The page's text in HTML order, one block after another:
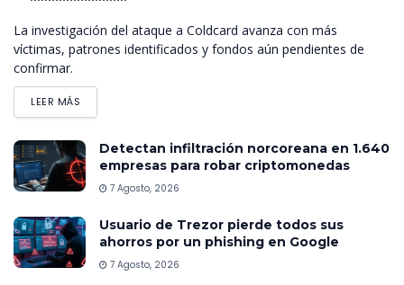
La investigación del ataque a Coldcard avanza con más
víctimas, patrones identificados y fondos aún pendientes de
confirmar.
LEER MÁS
Detectan infiltración norcoreana en 1.640
empresas para robar criptomonedas
7 Agosto, 2026
Usuario de Trezor pierde todos sus
ahorros por un phishing en Google
7 Agosto, 2026